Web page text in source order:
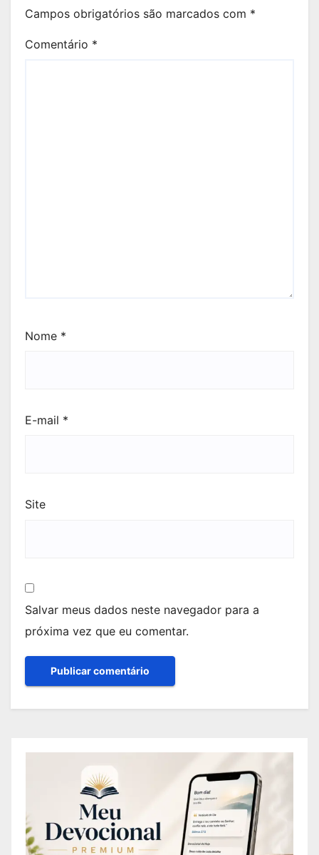
Campos obrigatórios são marcados com *
Comentário *
Nome *
E-mail *
Site
Salvar meus dados neste navegador para a
próxima vez que eu comentar.